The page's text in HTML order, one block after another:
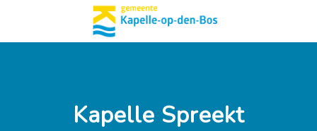
Kapelle Spreekt